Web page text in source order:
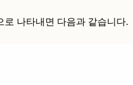
로 나타내면 다음과 같습니다.